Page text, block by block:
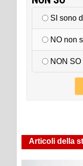
SI sono
NO non
NON SO
Articoli della